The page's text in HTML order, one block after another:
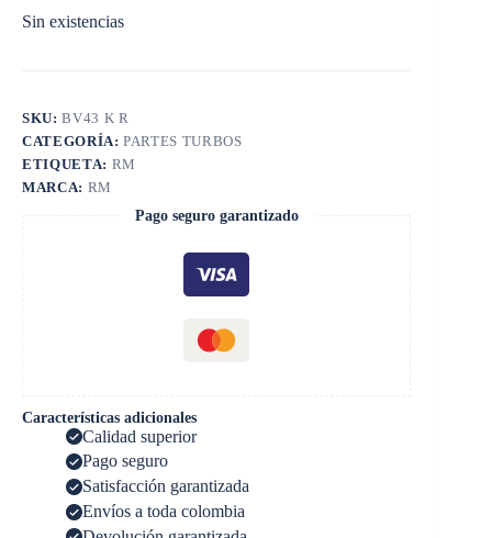
Sin existencias
SKU:BV43 K R
CATEGORÍA:PARTES TURBOS
ETIQUETA: RM
MARCA: RM
Pago seguro garantizado
Características adicionales
Calidad superior
Pago seguro
Satisfacción garantizada
Envíos a toda colombia